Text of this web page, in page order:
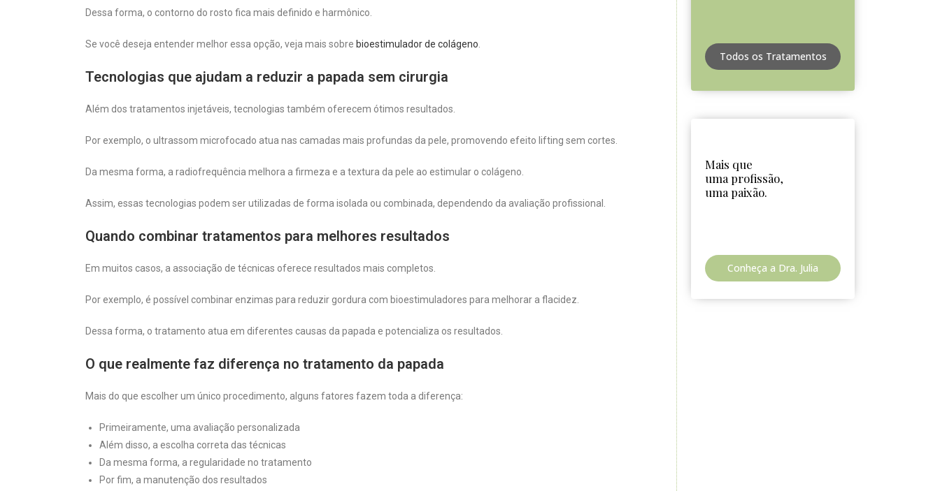
Dessa forma, o contorno do rosto fica mais definido e harmônico.
Se você deseja entender melhor essa opção, veja mais sobre bioestimulador de colágeno
Tecnologias que ajudam a reduzir a papada sem cirurgia
Além dos tratamentos injetáveis, tecnologias também oferecem ótimos resultados.
Por exemplo, o ultrassom microfocado atua nas camadas mais profundas da pele, promovendo efeito lifting sem cortes.
Da mesma forma, a radiofrequência melhora a firmeza e a textura da pele ao estimular o colágeno.
Assim, essas tecnologias podem ser utilizadas de forma isolada ou combinada, dependendo da avaliação profissional.
Quando combinar tratamentos para melhores resultados
Em muitos casos, a associação de técnicas oferece resultados mais completos.
Por exemplo, é possível combinar enzimas para reduzir gordura com bioestimuladores para melhorar a flacidez.
Dessa forma, o tratamento atua em diferentes causas da papada e potencializa os resultados.
O que realmente faz diferença no tratamento da papada
Mais do que escolher um único procedimento, alguns fatores fazem toda a diferença:
Primeiramente, uma avaliação personalizada
Além disso, a escolha correta das técnicas
Da mesma forma, a regularidade no tratamento
Por fim, a manutenção dos resultados
Todos os Tratamentos
Mais que
uma profissão,
uma paixão.
Conheça a Dra. Julia